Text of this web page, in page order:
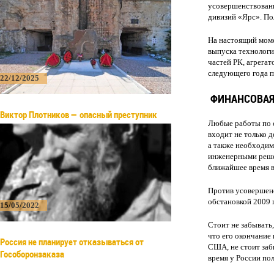
22/12/2025
Виктор Плотников — опасный преступник
15/05/2022
Россия не планирует отказываться от
Гособоронзаказа
дивизий «Ярс».
На настоящий
выпуска
частей РК,
следующего года
Любые работы по
входит не только
а также
инженерными
ближайшее время
Против
обстановкой 2009
Стоит не
что его
США, не стоит
время у России